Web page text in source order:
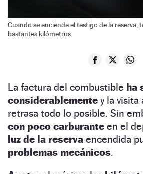
Cuando se enciende el testigo de la reserva,
bastantes kilómetros.
La factura del combustible ha
considerablemente y la visita
retrasa todo lo posible. Sin
con poco carburante en el
luz de la reserva encendida
problemas mecánicos.